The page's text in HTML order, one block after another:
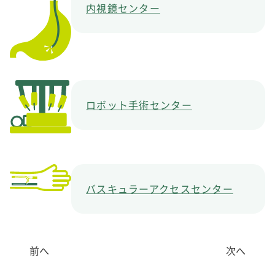
内視鏡センター
ロボット手術センター
バスキュラーアクセスセンター
前へ 次へ